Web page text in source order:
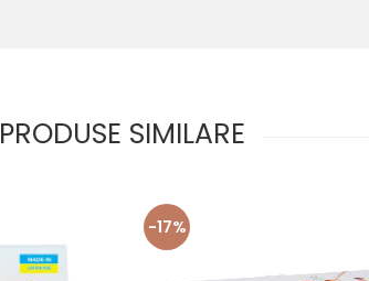
PRODUSE SIMILARE
-17%